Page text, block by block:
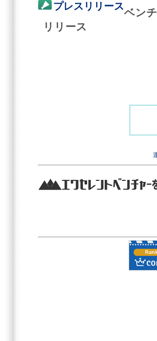
プレスリリース
ベン
リリース